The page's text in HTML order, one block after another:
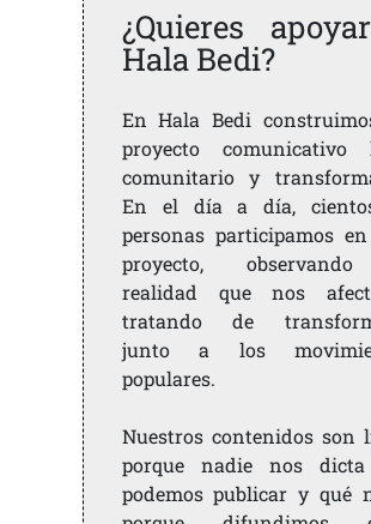
¿Quieres
Hala Bedi?
En Hala Bedi
proyecto comunicativo
comunitario y
En el día a día,
personas participamos
proyecto,
realidad que nos
tratando de
junto a los
populares.
Nuestros contenidos son
porque nadie nos
podemos publicar y qué